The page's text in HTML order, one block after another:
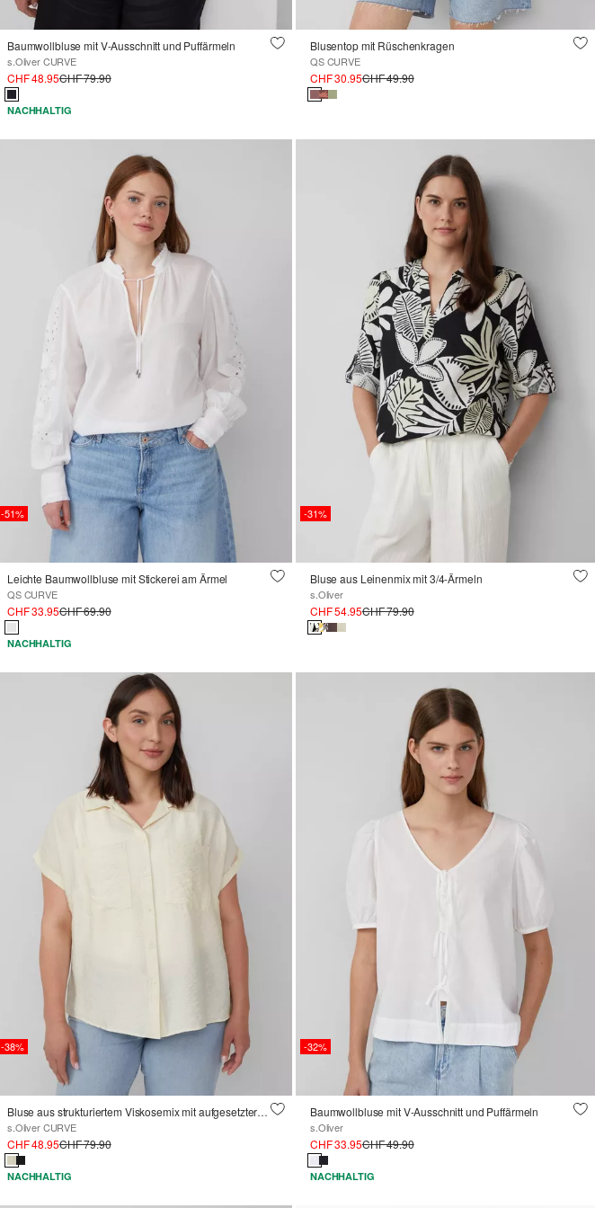
Baumwollbluse mit V-Ausschnitt und Puffärmeln
s.Oliver CURVE
CHF 48.95CHF 79.90
NACHHALTIG
Blusentop mit Rüschenkragen
QS CURVE
CHF 30.95CHF 49.90
-51%
Leichte Baumwollbluse mit Stickerei am Ärmel
QS CURVE
CHF 33.95CHF 69.90
NACHHALTIG
-31%
Bluse aus Leinenmix mit 3/4-Ärmeln
s.Oliver
CHF 54.95CHF 79.90
-38%
Bluse aus strukturiertem Viskosemix mit aufgesetzter Tasche
s.Oliver CURVE
CHF 48.95CHF 79.90
NACHHALTIG
-32%
Baumwollbluse mit V-Ausschnitt und Puffärmeln
s.Oliver
CHF 33.95CHF 49.90
NACHHALTIG